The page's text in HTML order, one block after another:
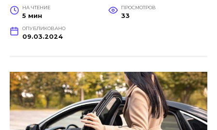
НА ЧТЕНИЕ
5 мин
ПРОСМОТРОВ
33
ОПУБЛИКОВАНО
09.03.2024